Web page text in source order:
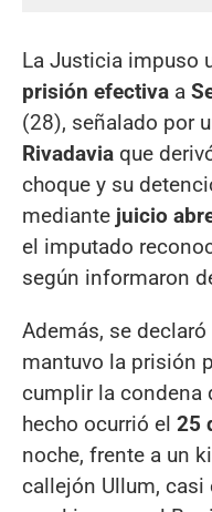
La Justicia impuso
prisión efectiva a
(28), señalado por
Rivadavia que
choque y su
mediante juicio
el imputado
según informaron
Además, se declaró
mantuvo la prisión
cumplir la condena
hecho ocurrió el 25
noche, frente a un
callejón Ullum, casi